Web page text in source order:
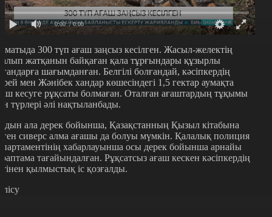
0:00 / 0:00
300 түп ағаш заңсыз кесілген. Жасыл-желектің
жатқанын байқаған қала тұрғындары құзырлы
шағымданған. Белгілі болғандай, кәсіпкердің
мен Жәнібек хандар көшесіндегі 1,5 гектар аумақта
кесуге рұқсаты болмаған. Оталған ағаштардың тұқымы
түрлері әлі нақтыланбады.
ала дерек бойынша, Қазақстанның Қызыл кітабына
сиверс алма ағашы да болуы мүмкін. Қалалық полиция
хабарлауынша осы дерек бойынша арнайы
тағайындалған. Рұқсатсыз ағаш кескен кәсіпкердің
қылмыстық іс қозғалды.